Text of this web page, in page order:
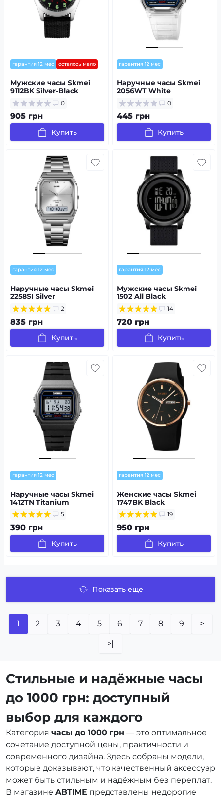
гарантия 12 мес осталось мало
Мужские часы Skmei
9112BK Silver-Black
0
905 грн
Купить
гарантия 12 мес
Наручные часы Skmei
2056WT White
0
445 грн
Купить
гарантия 12 мес
Наручные часы Skmei
2258SI Silver
2
835 грн
Купить
гарантия 12 мес
Мужские часы Skmei
1502 All Black
14
720 грн
Купить
гарантия 12 мес
Наручные часы Skmei
1412TN Titanium
5
390 грн
Купить
гарантия 12 мес
Женские часы Skmei
1747BK Black
19
950 грн
Купить
Показать еще
1 2 3 4 5 6 7 8 9 >
>|
Стильные и надёжные часы
до 1000 грн: доступный
выбор для каждого
Категория часы до 1000 грн — это оптимальное
сочетание доступной цены, практичности и
современного дизайна. Здесь собраны модели,
которые доказывают, что качественный аксессуар
может быть стильным и надёжным без переплат.
В магазине ABTIME представлены недорогие